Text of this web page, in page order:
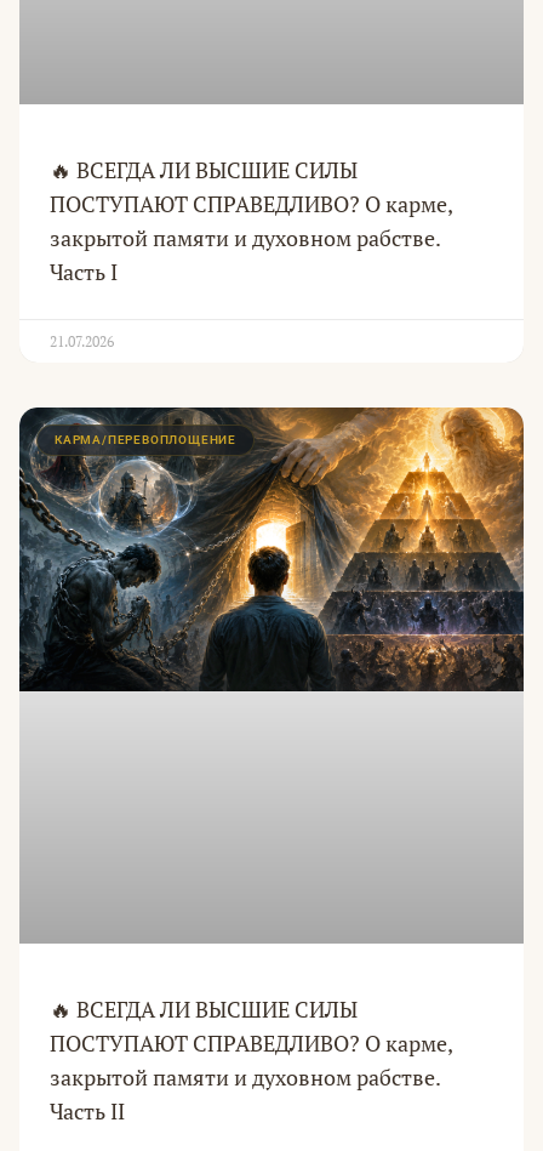
🔥 ВСЕГДА ЛИ ВЫСШИЕ СИЛЫ
ПОСТУПАЮТ СПРАВЕДЛИВО? О карме,
закрытой памяти и духовном рабстве.
Часть I
21.07.2026
КАРМА/ПЕРЕВОПЛОЩЕНИЕ
🔥 ВСЕГДА ЛИ ВЫСШИЕ СИЛЫ
ПОСТУПАЮТ СПРАВЕДЛИВО? О карме,
закрытой памяти и духовном рабстве.
Часть II